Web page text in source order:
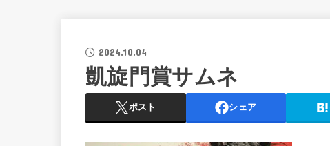
2024.10.04
凱旋門賞サムネ
ポスト シェア